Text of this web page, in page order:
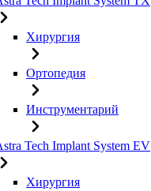
Хирургия
Ортопедия
Инструментарий
Tech Implant System EV
Хирургия